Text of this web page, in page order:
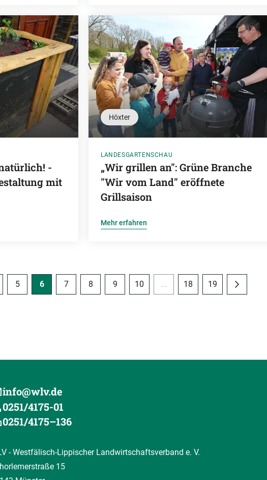
-
mit
Höxter
LANDESGARTENSCHAU
„Wir grillen an": Grüne Branche
"Wir vom Land" eröffnete
Grillsaison
Mehr erfahren
5 6 7 8 9 10 ... 18 19
info@wlv.de
0251/4175-01
0251/4175–136
- Westfälisch-Lippischer Landwirtschaftsverband e. V.
15